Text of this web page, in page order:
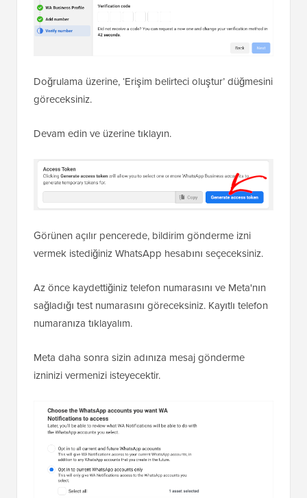
Doğrulama üzerine, ‘Erişim belirteci oluştur’ düğmesini
göreceksiniz.
Devam edin ve üzerine tıklayın.
Görünen açılır pencerede, bildirim gönderme izni
vermek istediğiniz WhatsApp hesabını seçeceksiniz.
Az önce kaydettiğiniz telefon numarasını ve Meta'nın
sağladığı test numarasını göreceksiniz. Kayıtlı telefon
numaranıza tıklayalım.
Meta daha sonra sizin adınıza mesaj gönderme
izninizi vermenizi isteyecektir.